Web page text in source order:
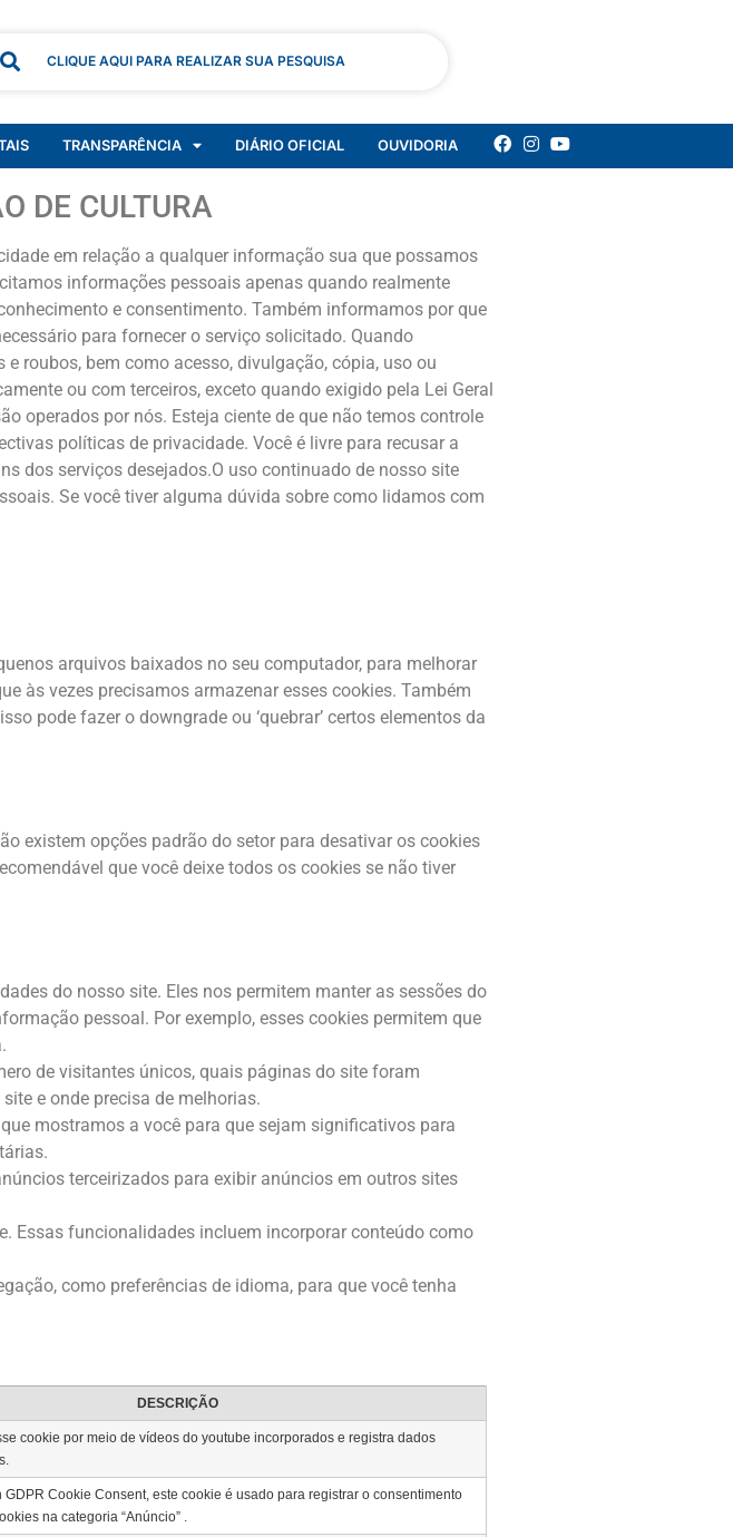
CLIQUE AQUI PARA REALIZAR SUA PESQUISA
TRANSPARÊNCIA DIÁRIO OFICIAL OUVIDORIA
DE CULTURA
em relação a qualquer informação sua que possamos
informações pessoais apenas quando realmente
e consentimento. Também informamos por que
para fornecer o serviço solicitado. Quando
roubos, bem como acesso, divulgação, cópia, uso ou
ou com terceiros, exceto quando exigido pela Lei Geral
operados por nós. Esteja ciente de que não temos controle
políticas de privacidade. Você é livre para recusar a
dos serviços desejados.O uso continuado de nosso site
Se você tiver alguma dúvida sobre como lidamos com
arquivos baixados no seu computador, para melhorar
às vezes precisamos armazenar esses cookies. Também
pode fazer o downgrade ou ‘quebrar’ certos elementos da
existem opções padrão do setor para desativar os cookies
que você deixe todos os cookies se não tiver
do nosso site. Eles nos permitem manter as sessões do
pessoal. Por exemplo, esses cookies permitem que
de visitantes únicos, quais páginas do site foram
e onde precisa de melhorias.
mostramos a você para que sejam significativos para
terceirizados para exibir anúncios em outros sites
Essas funcionalidades incluem incorporar conteúdo como
como preferências de idioma, para que você tenha
DESCRIÇÃO
cookie por meio de vídeos do youtube incorporados e registra dados
GDPR Cookie Consent, este cookie é usado para registrar o consentimento
na categoria “Anúncio” .